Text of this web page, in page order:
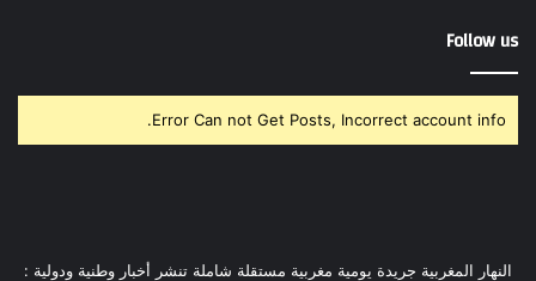
Follow us
Error Can not Get Posts, Incorrect account info.
النهار المغربية جريدة يومية مغربية مستقلة شاملة تنشر أخبار وطنية ودولية :